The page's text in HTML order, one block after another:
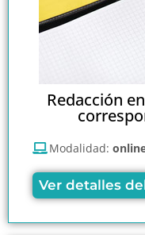
Redacción
Modalidad:
Ver detalles